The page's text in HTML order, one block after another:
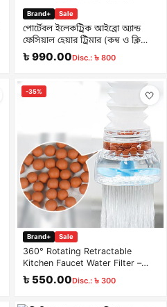
Brand+ Sale
পোর্টেবল ইলেকট্রিক আইব্রো অ্যান্ড
ফেসিয়াল হেয়ার ট্রিমার (কম্ব ও ক্লিনিং
ব্রাশসহ)
৳ 990.00Disc.: ৳ 800
-35% 🤍
Brand+ Sale
360° Rotating Retractable
Kitchen Faucet Water Filter –
Maifan Stone Splash-Proof Tap
Purifier
৳ 550.00Disc.: ৳ 300